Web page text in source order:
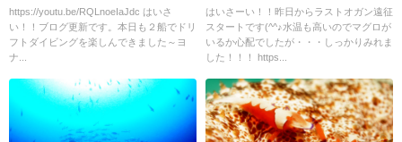
https://youtu.be/RQLnoeIaJdc はいさ
い！！ブログ更新です。本日も２船でドリ
フトダイビングを楽しんできました～ヨ
ナ...
はいさーい！！昨日からラストオガン遠征
スタートです(^^♪水温も高いのでマグロが
いるか心配でしたが・・・しっかりみれま
した！！！ https...